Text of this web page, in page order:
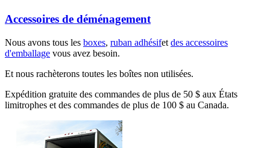
Accessoires de déménagement
Nous avons tous les boxes, ruban adhésifet des accessoires
d'emballage vous avez besoin.
Et nous rachèterons toutes les boîtes non utilisées.
Expédition gratuite des commandes de plus de 50 $ aux États
limitrophes et des commandes de plus de 100 $ au Canada.